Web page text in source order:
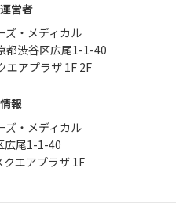
営者
ズ・メディカル
都渋谷区広尾1-1-40
エアプラザ 1F 2F
報
ズ・メディカル
広尾1-1-40
エアプラザ 1F